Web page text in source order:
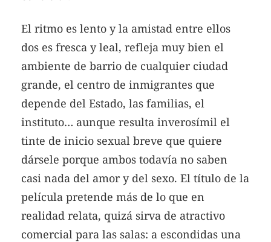
El ritmo es lento y la amistad entre ellos
dos es fresca y leal, refleja muy bien el
ambiente de barrio de cualquier ciudad
grande, el centro de inmigrantes que
depende del Estado, las familias, el
instituto… aunque resulta inverosímil el
tinte de inicio sexual breve que quiere
dársele porque ambos todavía no saben
casi nada del amor y del sexo. El título de la
película pretende más de lo que en
realidad relata, quizá sirva de atractivo
comercial para las salas: a escondidas una